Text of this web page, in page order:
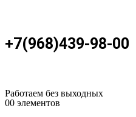
+7(968)439-98-00
Работаем без выходных
00 элементов